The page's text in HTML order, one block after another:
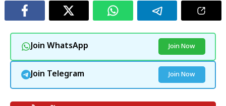
Join WhatsApp Join Now
Join Telegram Join Now